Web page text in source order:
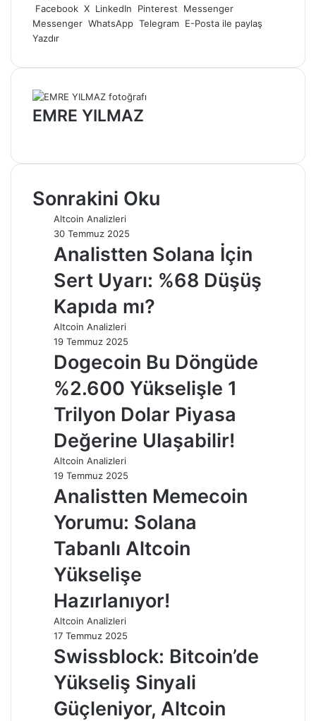
göndermek
Facebook X LinkedIn Pinterest
Messenger
Messenger WhatsApp Telegram E-Posta ile paylaş
Yazdır
EMRE YILMAZ
Sonrakini Oku
Altcoin Analizleri
30 Temmuz 2025
Analistten Solana İçin
Sert Uyarı: %68 Düşüş
Kapıda mı?
Altcoin Analizleri
19 Temmuz 2025
Dogecoin Bu Döngüde
%2.600 Yükselişle 1
Trilyon Dolar Piyasa
Değerine Ulaşabilir!
Altcoin Analizleri
19 Temmuz 2025
Analistten Memecoin
Yorumu: Solana
Tabanlı Altcoin
Yükselişe
Hazırlanıyor!
Altcoin Analizleri
17 Temmuz 2025
Swissblock: Bitcoin’de
Yükseliş Sinyali
Güçleniyor, Altcoin